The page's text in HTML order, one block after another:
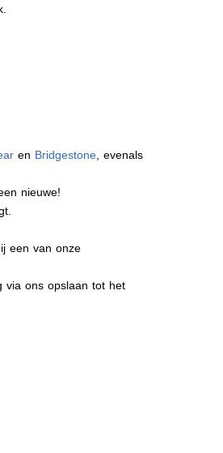
en Bridgestone , evenals
nieuwe!
een van onze
via ons opslaan tot het